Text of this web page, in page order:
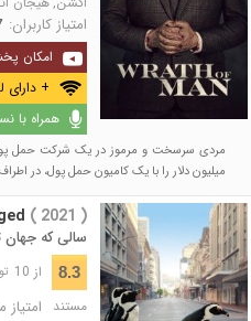
امتیاز کاربران:
امکان
+
همراه با
مردی سرسخت و مرموز در یک شرکت حمل
میلیون دلار را با یک کامیون حمل پول، در
( 2021 )
سالی که جهان
8.3 از 10
مستند امتیاز